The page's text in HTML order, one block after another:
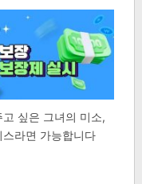
고 싶은 그녀의 미소,
스라면 가능합니다